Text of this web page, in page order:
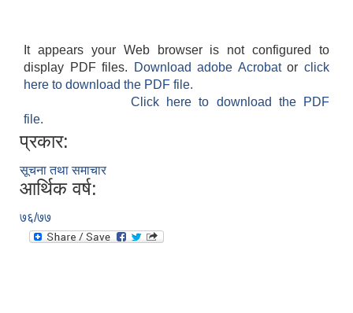
It appears your Web browser is not configured to
display PDF files.
Download adobe Acrobatorclick
here to download the PDF file.
Click here to download the PDF
file.
प्रकार:
सूचना तथा समाचार
आर्थिक वर्ष:
७६/७७